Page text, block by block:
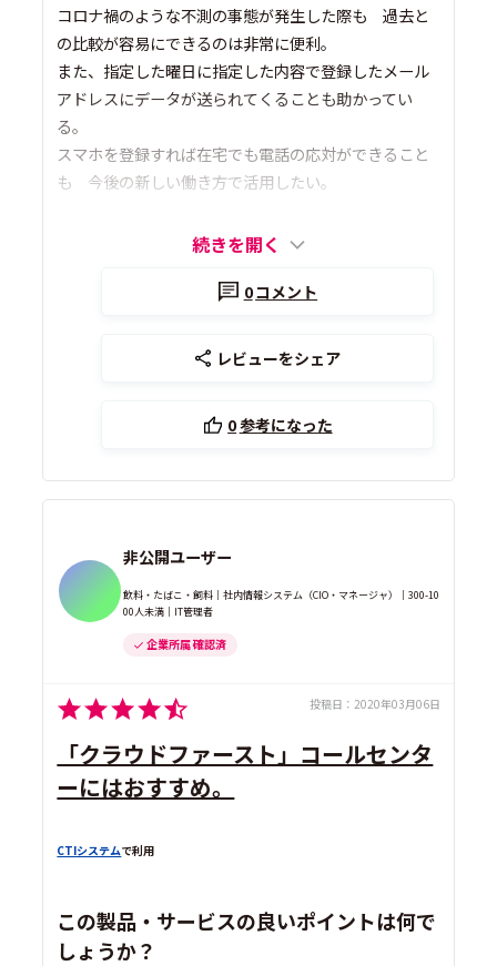
コロナ禍のような不測の事態が発生した際も 過去と
の比較が容易にできるのは非常に便利。
また、指定した曜日に指定した内容で登録したメール
アドレスにデータが送られてくることも助かってい
る。
スマホを登録すれば在宅でも電話の応対ができること
も 今後の新しい働き方で活用したい。
続きを開く
0コメント
レビューをシェア
0参考になった
非公開ユーザー
飲料・たばこ・飼料｜社内情報システム（CIO・マネージャ）｜300-10
00人未満｜IT管理者
企業所属 確認済
投稿日： 2020年03月06日
「クラウドファースト」コールセンタ
ーにはおすすめ。
CTIシステムで利用
この製品・サービスの良いポイントは何で
しょうか？